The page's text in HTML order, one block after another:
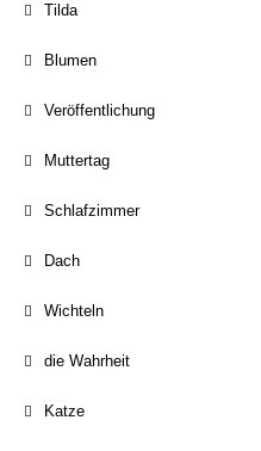
Tilda
Blumen
Veröffentlichung
Muttertag
Schlafzimmer
Dach
Wichteln
die Wahrheit
Katze